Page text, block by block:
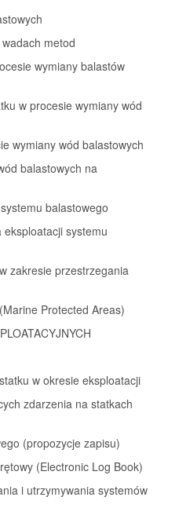
metod
wymiany balastów
w procesie wymiany wód
wymiany wód balastowych
balastowych na
balastowego
systemu
zakresie przestrzegania
Protected Areas)
w okresie eksploatacji
zdarzenia na statkach
(propozycje zapisu)
(Electronic Log Book)
i utrzymywania systemów